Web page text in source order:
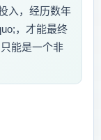
入，经历数年
，才能最终
能是一个非